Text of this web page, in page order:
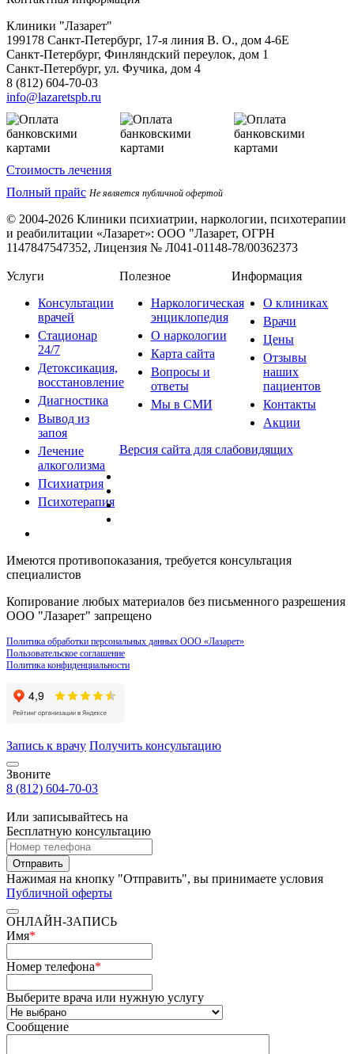
Клиники "Лазарет"
199178 Санкт-Петербург, 17-я линия В. О., дом 4-6Е
Санкт-Петербург, Финляндский переулок, дом 1
Санкт-Петербург, ул. Фучика, дом 4
8 (812) 604-70-03
info@lazaretspb.ru
Стоимость лечения
Полный прайс Не является публичной офертой
© 2004-2026 Клиники психиатрии, наркологии, психотерапии
и реабилитации «Лазарет»: ООО "Лазарет, ОГРН
1147847547352, Лицензия № Л041-01148-78/00362373
Услуги
Консультации
врачей
Стационар
24/7
Детоксикация,
восстановление
Диагностика
Вывод из
запоя
Лечение
алкоголизма
Психиатрия
Психотерапия
Полезное
Наркологическая
энциклопедия
О наркологии
Карта сайта
Вопросы и
ответы
Мы в СМИ
Информация
О клиниках
Врачи
Цены
Отзывы
наших
пациентов
Контакты
Акции
Версия сайта для слабовидящих
Имеются противопоказания, требуется консультация
специалистов
Копирование любых материалов без письменного разрешения
ООО "Лазарет" запрещено
Политика обработки персональных данных ООО «Лазарет»
Пользовательское соглашение
Политика конфиденциальности
Запись к врачу Получить консультацию
Звоните
8 (812) 604-70-03
Или записывайтесь на
Бесплатную консультацию
Отправить
Нажимая на кнопку "Отправить", вы принимаете условия
Публичной оферты
ОНЛАЙН-ЗАПИСЬ
Имя*
Номер телефона*
Выберите врача или нужную услугу
Сообщение